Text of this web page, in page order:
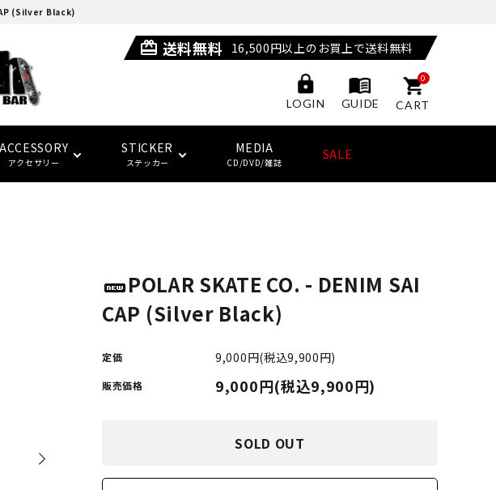
(Silver Black)
card_giftcard 送料無料 16,500円以上のお買上で送料無料
LOGIN GUIDE
0
CART
FUCKING AWESOME
(ファッキンオーサム)
KING SKATEBOARDS
(キングスケートボード)
LIMOSINE SKATEBOSRDS
(リムジン スケートボード)
HOCKEY SKATEBOARDS
MAGENTA SKATEBOARDS
デッキテープ 子供用スケートボード・ギア
ソックス
LAST RESORT AB NEW BALANCE NUMERIC
ACCESSORY
アクセサリー
グローブ/マフラー クージー
STICKER
ステッカー
その他
MEDIA
CD/DVD/雑誌 SALE
POLAR SKATE CO. - DENIM SAI
CAP (Silver Black)
定価 9,000円(税込9,900円)
販売価格 9,000円(税込9,900円)
SOLD OUT